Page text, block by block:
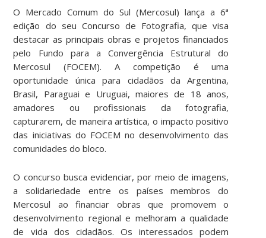
O Mercado Comum do Sul (Mercosul) lança a 6ª
edição do seu Concurso de Fotografia, que visa
destacar as principais obras e projetos financiados
pelo Fundo para a Convergência Estrutural do
Mercosul (FOCEM). A competição é uma
oportunidade única para cidadãos da Argentina,
Brasil, Paraguai e Uruguai, maiores de 18 anos,
amadores ou profissionais da fotografia,
capturarem, de maneira artística, o impacto positivo
das iniciativas do FOCEM no desenvolvimento das
comunidades do bloco.
O concurso busca evidenciar, por meio de imagens,
a solidariedade entre os países membros do
Mercosul ao financiar obras que promovem o
desenvolvimento regional e melhoram a qualidade
de vida dos cidadãos. Os interessados podem